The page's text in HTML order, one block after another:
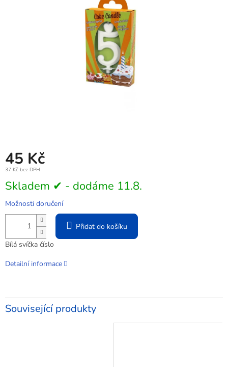
45 Kč
37 Kč bez DPH
Měrná
cena:
Skladem ✔ - dodáme 11.8.
Možnosti doručení
Přidat do košíku
Bílá svíčka číslo
Detailní informace
Související produkty